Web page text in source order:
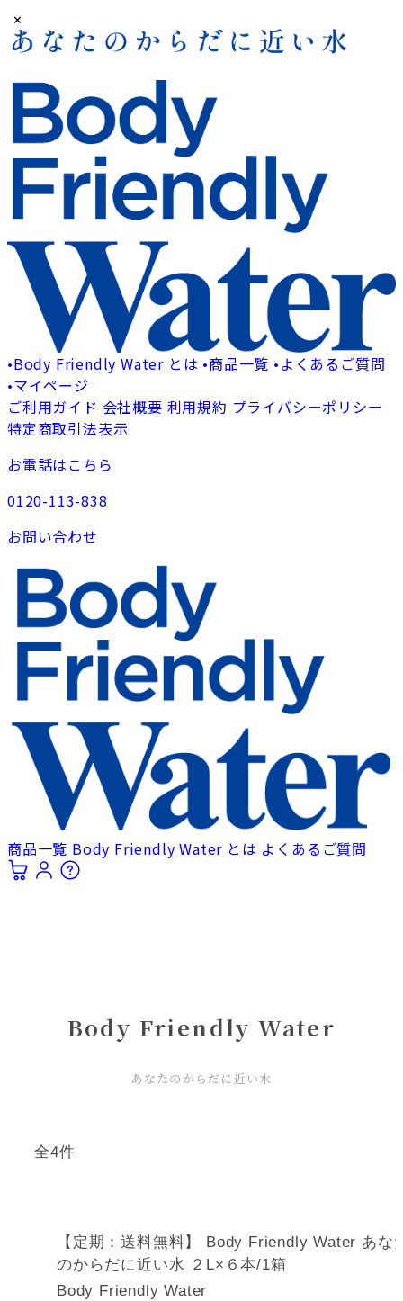
✕
•Body Friendly Water とは •商品一覧 •よくあるご質問
•マイページ
ご利用ガイド 会社概要 利用規約 プライバシーポリシー
特定商取引法表示
お電話はこちら
0120-113-838
お問い合わせ
商品一覧 Body Friendly Water とは よくあるご質問
Body Friendly Water
あなたのからだに近い水
全4件
【定期：送料無料】 Body Friendly Water あな
のからだに近い水 ２L×６本/1箱
Body Friendly Water